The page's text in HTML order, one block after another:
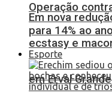
Operação
ecstasy e
em Erval Grande
Em nova
para 14% ao
Esporte